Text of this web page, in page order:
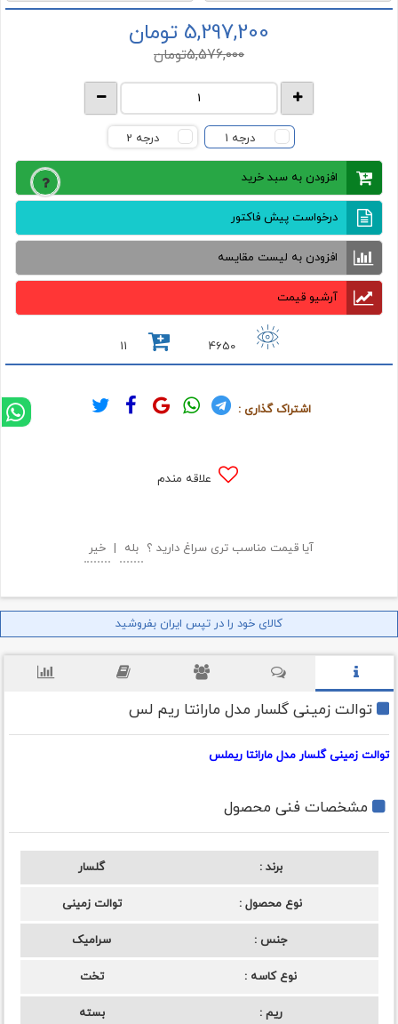
5,297,200 تومان
5,576,000تومان
درجه 1 درجه 2
افزودن به سبد خرید
درخواست پیش فاکتور
افزودن به لیست مقایسه
آرشیو قیمت
4650
11
اشتراک گذاری :
علاقه مندم
آیا قیمت مناسب تری سراغ دارید ؟ بله | خیر
کالای خود را در تپس ایران بفروشید
توالت زمینی گلسار مدل مارانتا ریم لس
توالت زمینی گلسار مدل مارانتا ریملس
مشخصات فنی محصول
برند گلسار
نوع محصول توالت زمینی
جنس سرامیک
نوع کاسه تخت
ریم بسته